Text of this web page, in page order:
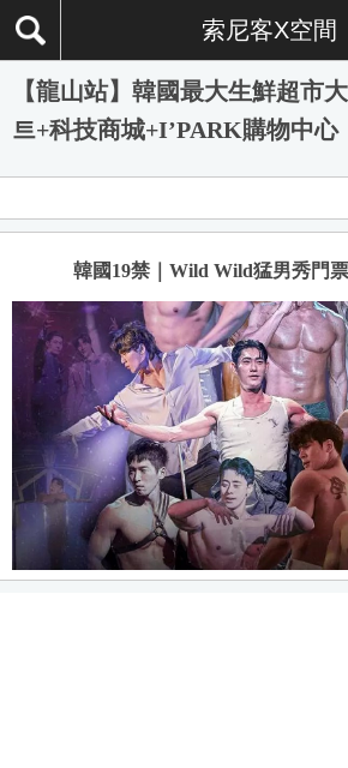
索尼客X空間
【龍山站】韓國最大生鮮超市
트+科技商城+I’PARK購物中心
韓國19禁｜Wild Wild猛男秀門票